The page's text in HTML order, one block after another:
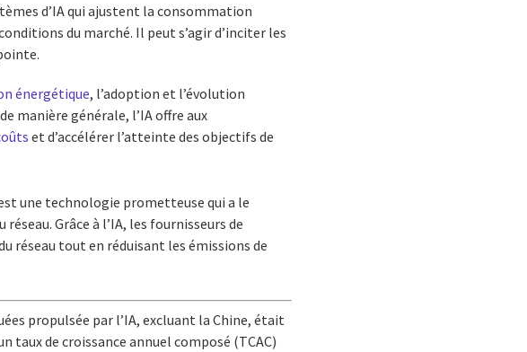
d’IA qui ajustent la consommation
du marché. Il peut s’agir d’inciter les
énergétique, l’adoption et l’évolution
manière générale, l’IA offre aux
et d’accélérer l’atteinte des objectifs de
une technologie prometteuse qui a le
Grâce à l’IA, les fournisseurs de
réseau tout en réduisant les émissions de
propulsée par l’IA, excluant la Chine, était
taux de croissance annuel composé (TCAC)